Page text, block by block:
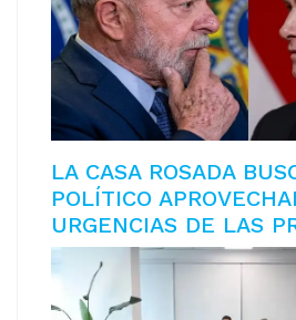
LA CASA ROSADA
POLÍTICO
URGENCIAS DE LAS